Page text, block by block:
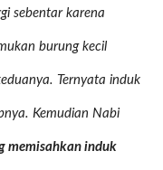
sebentar karena
burung kecil
Ternyata induk
Kemudian Nabi
memisahkan induk